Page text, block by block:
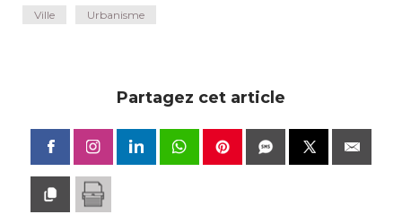
Ville Urbanisme
Partagez cet article